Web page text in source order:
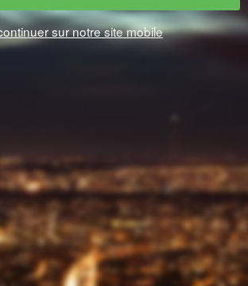
sur notre site mobile